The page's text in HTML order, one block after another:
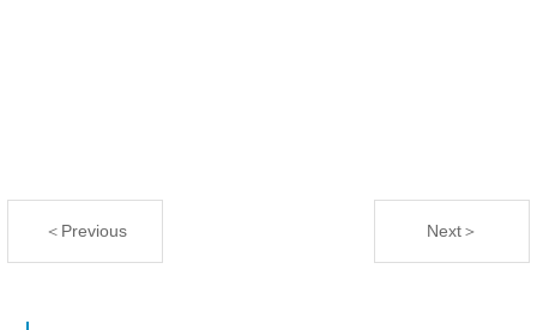
＜Previous Next＞